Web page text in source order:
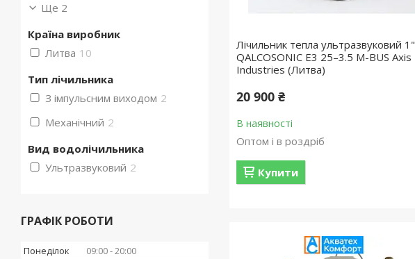
Лічильник тепла ультразвуковий 1"
QALCOSONIC E3 25–3.5 M-BUS Axis
Industries (Литва)
20 900 ₴
В наявності
Оптом і в роздріб
Купити
Ще 2
Країна виробник
Литва 10
Тип лічильника
З імпульсним виходом 2
Механічний 2
Вид водолічильника
Ультразвуковий 2
ГРАФІК РОБОТИ
Понеділок 09:00 20:00